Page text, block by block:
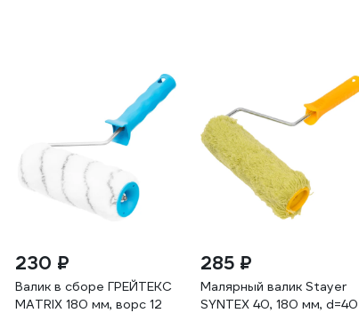
230 ₽
Валик в сборе ГРЕЙТЕКС
MATRIX 180 мм, ворс 12
285 ₽
Малярный валик Stayer
SYNTEX 40, 180 мм, d=40